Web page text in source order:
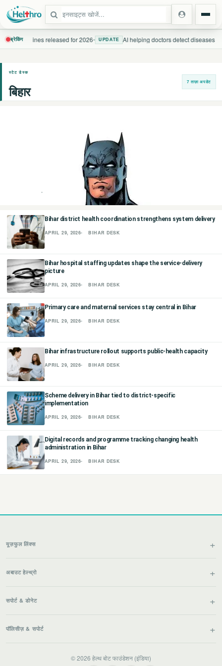
दिल्ली एनसीआर
छत्तीसगढ़
हरियाणा
राजस्थान
मध्य प्रदेश
अन्य राज्य
ब्रेकिंग
guidelines released for 2026• UPDATE AI helping doctors detect diseases
स्टेट डेस्क
बिहार
7 ताज़ा अपडेट
Bihar district health coordination strengthens system delivery
APRIL 29, 2026 BIHAR DESK
Bihar hospital staffing updates shape the service-delivery
picture
APRIL 29, 2026 BIHAR DESK
Primary care and maternal services stay central in Bihar
APRIL 29, 2026 BIHAR DESK
Bihar infrastructure rollout supports public-health capacity
APRIL 29, 2026 BIHAR DESK
Scheme delivery in Bihar tied to district-specific
implementation
APRIL 29, 2026 BIHAR DESK
Digital records and programme tracking changing health
administration in Bihar
APRIL 29, 2026 BIHAR DESK
यूज़फुल लिंक्स
अबाउट हेल्थ्रो
सपोर्ट & डोनेट
पॉलिसीज़ & सपोर्ट
© 2026 हेल्थ बोट फाउंडेशन (इंडिया)